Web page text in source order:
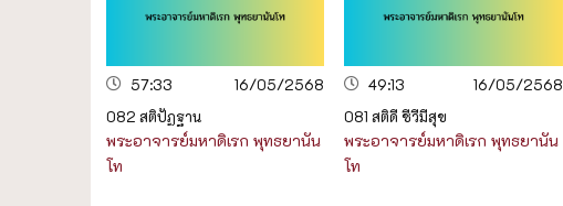
57:33
16/05/2568
082 สติปัฏฐาน
พระอาจารย์มหาดิเรก พุทธยานัน
โท
49:13
16/05/2568
081 สติดี ชีวีมีสุข
พระอาจารย์มหาดิเรก พุทธยานัน
โท